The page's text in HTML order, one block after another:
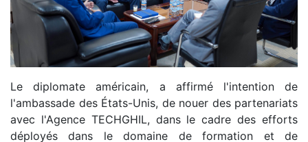
Le diplomate américain, a affirmé l'intention de
l'ambassade des États-Unis, de nouer des partenariats
avec l'Agence TECHGHIL, dans le cadre des efforts
déployés dans le domaine de formation et de